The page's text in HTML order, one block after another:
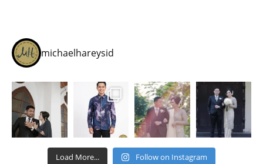
michaelhareysid
Load More... Follow on Instagram